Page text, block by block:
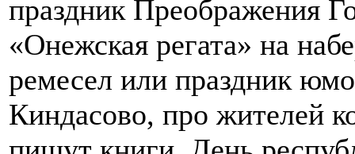
праздник Преображения
«Онежская регата» на
ремесел или праздник
Киндасово, про жителей